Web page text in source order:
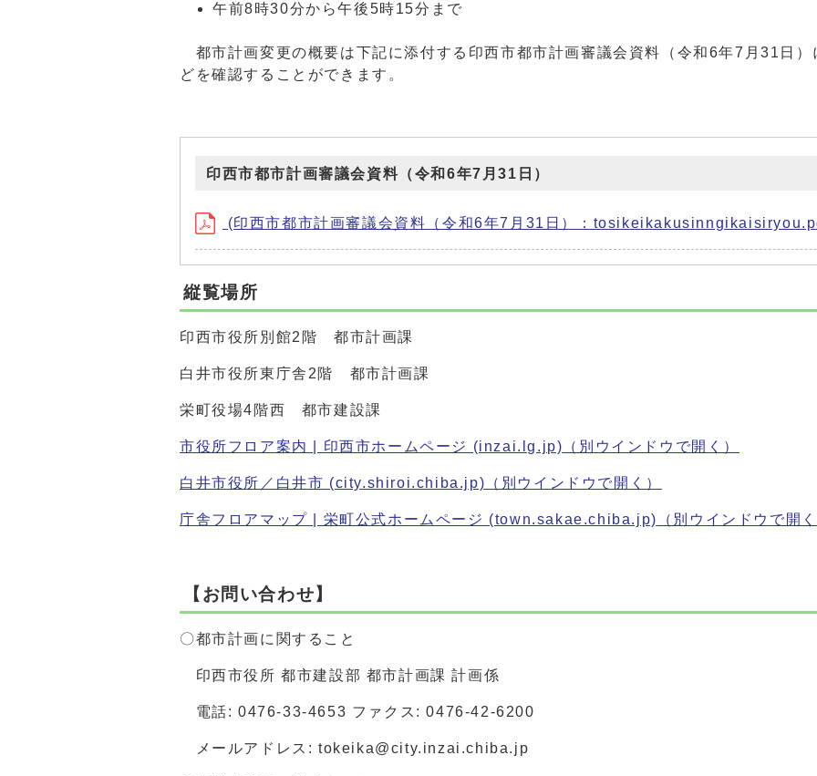
午前8時30分から午後5時15分まで
都市計画変更の概要は下記に添付する印西市都市計画審議会資料（令和6年7月31日）
どを確認することができます。
印西市都市計画審議会資料（令和6年7月31日）
(印西市都市計画審議会資料（令和6年7月31日）：
縦覧場所
印西市役所別館2階 都市計画課
白井市役所東庁舎2階 都市計画課
栄町役場4階西 都市建設課
市役所フロア案内 | 印西市ホームページ (inzai.lg.jp) （別ウインドウで開く）
白井市役所／白井市 (city.shiroi.chiba.jp) （別ウインドウで開く）
庁舎フロアマップ | 栄町公式ホームページ (town.sakae.chiba.jp) （別ウインドウで開く
【お問い合わせ】
〇都市計画に関すること
印西市役所 都市建設部 都市計画課 計画係
電話: 0476-33-4653 ファクス: 0476-42-6200
メールアドレス: tokeika@city.inzai.chiba.jp